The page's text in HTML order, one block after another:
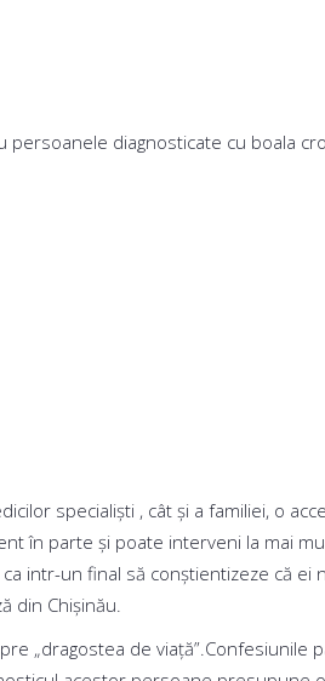
persoanele diagnosticate cu boala
specialiști , cât și a familiei, o
în parte și poate interveni la mai
intr-un final să conștientizeze că
din Chișinău.
„dragostea de viață”.Confesiunile